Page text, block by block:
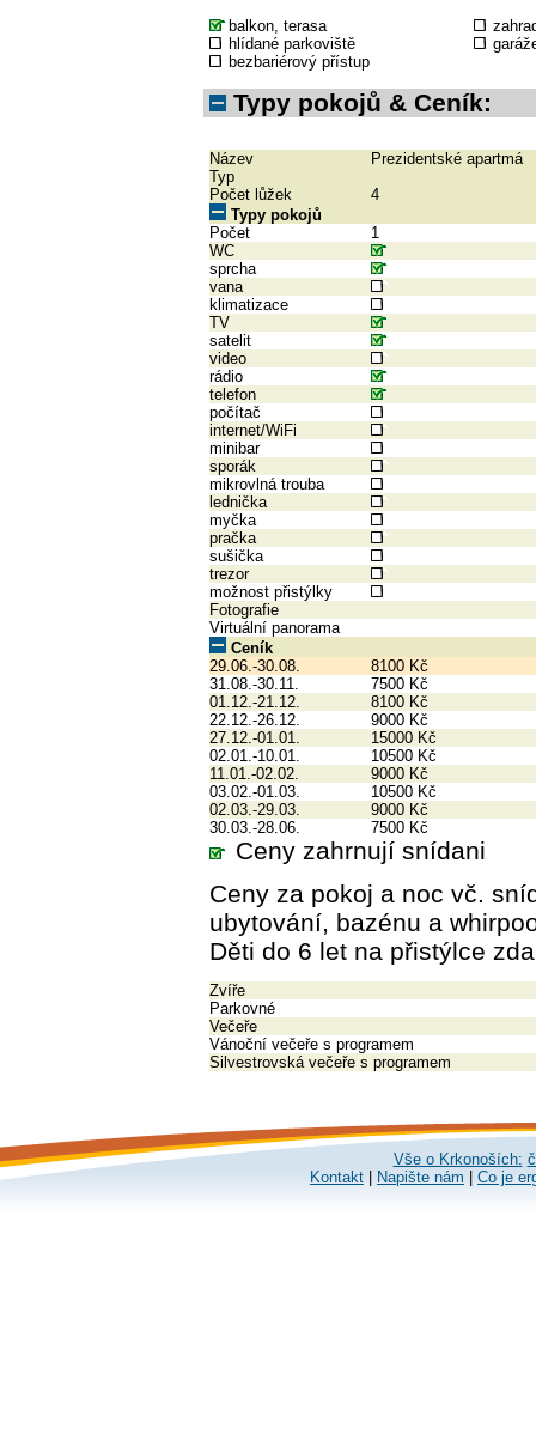
balkon, terasa
hlídané parkoviště
bezbariérový přístup
Typy pokojů & Ceník:
Název
Prezidentské apartmá
Typ
Počet lůžek
4
Typy pokojů
Počet
1
WC
sprcha
vana
klimatizace
TV
satelit
video
rádio
telefon
počítač
internet/WiFi
minibar
sporák
mikrovlná trouba
lednička
myčka
pračka
sušička
trezor
možnost přistýlky
Fotografie
Virtuální panorama
Ceník
29.06.-30.08.
8100 Kč
31.08.-30.11.
7500 Kč
01.12.-21.12.
8100 Kč
22.12.-26.12.
9000 Kč
27.12.-01.01.
15000 Kč
02.01.-10.01.
10500 Kč
11.01.-02.02.
9000 Kč
03.02.-01.03.
10500 Kč
02.03.-29.03.
9000 Kč
30.03.-28.06.
7500 Kč
Ceny zahrnují snídani
Ceny za pokoj a noc vč.
ubytování, bazénu a
Děti do 6 let na přistýlce
Zvíře
Parkovné
Večeře
Vánoční večeře s programem
Silvestrovská večeře s programem
Vše o Krkonoších:
Kontakt
Napište nám Co je